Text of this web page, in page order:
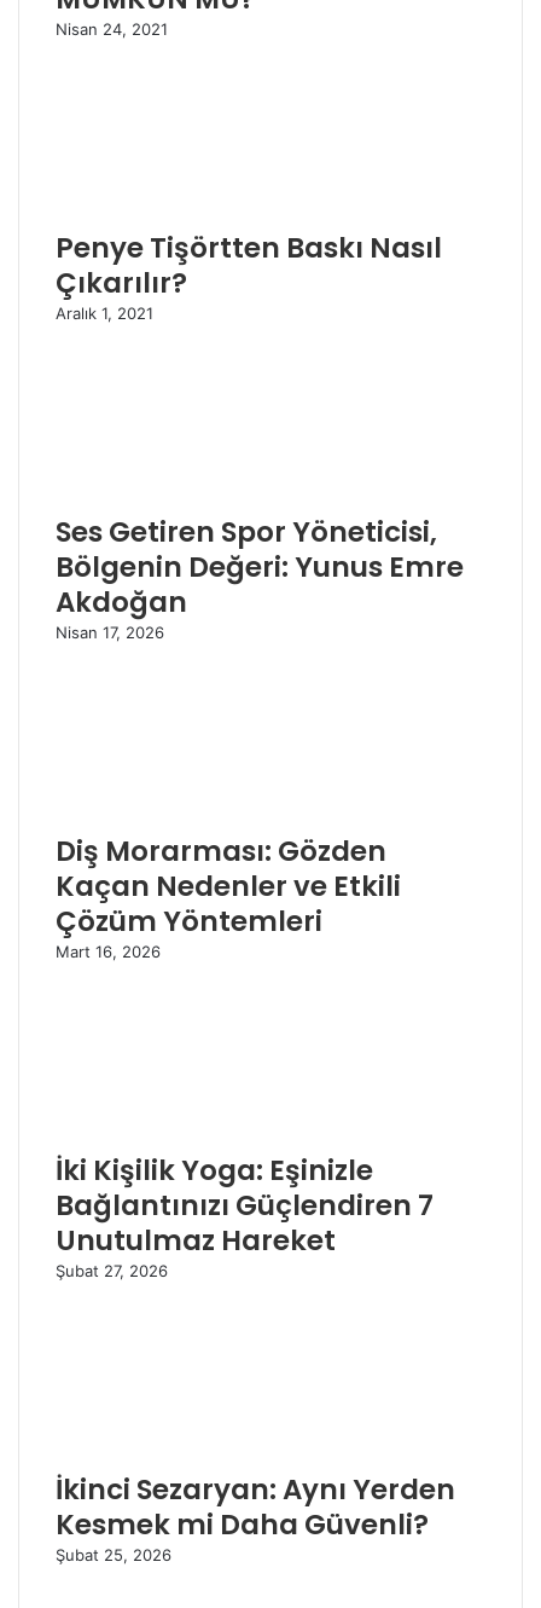
Nisan 24, 2021
Penye Tişörtten Baskı Nasıl
Çıkarılır?
Aralık 1, 2021
Ses Getiren Spor Yöneticisi,
Bölgenin Değeri: Yunus Emre
Akdoğan
Nisan 17, 2026
Diş Morarması: Gözden
Kaçan Nedenler ve Etkili
Çözüm Yöntemleri
Mart 16, 2026
İki Kişilik Yoga: Eşinizle
Bağlantınızı Güçlendiren 7
Unutulmaz Hareket
Şubat 27, 2026
İkinci Sezaryan: Aynı Yerden
Kesmek mi Daha Güvenli?
Şubat 25, 2026